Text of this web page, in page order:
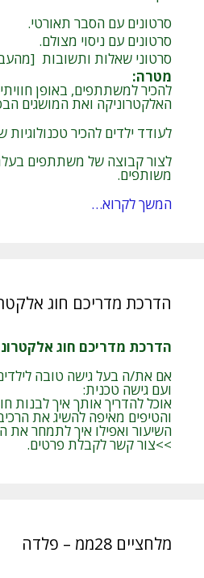
סרטונים עם הסבר תאורטי.
סרטונים עם ניסוי מצולם.
סרטוני שאלות ותשובות
מטרה:
להכיר למשתתפים, באופן
האלקטרוניקה ואת המושגים
לעודד ילדים להכיר טכנולוגיות
לצור קבוצה של משתתפים
משותפים.
המשך לקרוא…
הדרכת מדריכם חוג
הדרכת מדריכם חוג
אם את/ה בעל גישה טובה
ועם גישה טכנית:
אוכל להדריך אותך איך לבנות
והטיפים מאיפה להשיג את
השיעור ואפילו איך לתמחר את
>>צור קשר לקבלת פרטים.
מלחציים 28ממ – פלדה